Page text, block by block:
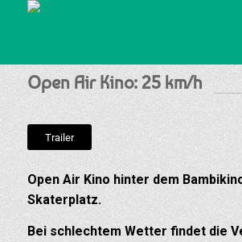
Open Air Kino: 25 km/h
Trailer
Open Air Kino hinter dem
Skaterplatz.
Bei schlechtem Wetter findet die